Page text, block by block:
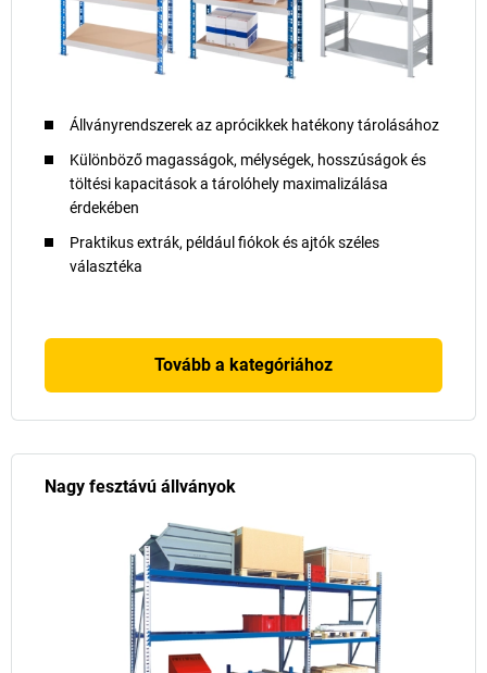
Állványrendszerek az aprócikkek hatékony tárolásához
Különböző magasságok, mélységek, hosszúságok és
töltési kapacitások a tárolóhely maximalizálása
érdekében
Praktikus extrák, például fiókok és ajtók széles
választéka
Tovább a kategóriához
Nagy fesztávú állványok